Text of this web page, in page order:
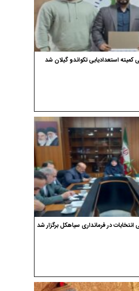
کمیته استعدادیابی تکواندو گیلان شد
در فرمانداری سیاهکل برگزار شد